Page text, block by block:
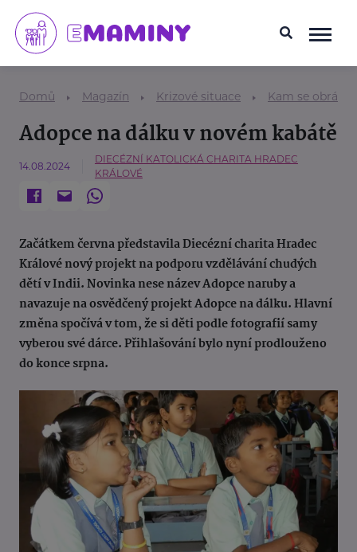
Domů Magazín Krizové situace Kam se obrátit
Adopce na dálku v novém kabátě
14.08.2024
DIECÉZNÍ KATOLICKÁ CHARITA HRADEC
KRÁLOVÉ
Začátkem června představila Diecézní charita Hradec
Králové nový projekt na podporu vzdělávání chudých
dětí v Indii. Novinka nese název Adopce naruby a
navazuje na osvědčený projekt Adopce na dálku. Hlavní
změna spočívá v tom, že si děti podle fotografií samy
vyberou své dárce. Přihlašování bylo nyní prodlouženo
do konce srpna.